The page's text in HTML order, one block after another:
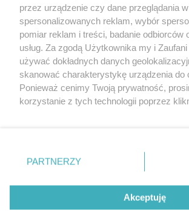
przez urządzenie czy dane przeglądania
spersonalizowanych reklam, wybór
pomiar reklam i treści, badanie odbiorców
usług. Za zgodą Użytkownika my i
używać dokładnych danych
skanować charakterystykę urządzenia do
Ponieważ cenimy Twoją prywatność,
korzystanie z tych technologii poprzez
nie wymagają zgody użytkownika, ale
się takiemu przetwarzaniu. Preferencje
Zapoznaj się z poniższymi informacjami,
PARTNERZY
Akceptuję